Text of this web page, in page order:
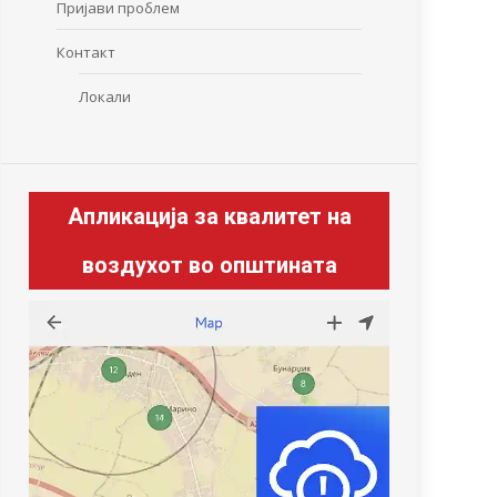
Пријави проблем
Контакт
Локали
Апликација за квалитет на
воздухот во општината